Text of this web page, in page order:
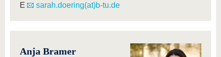
E
sarah.doering(at)b-tu.de
Anja Bramer